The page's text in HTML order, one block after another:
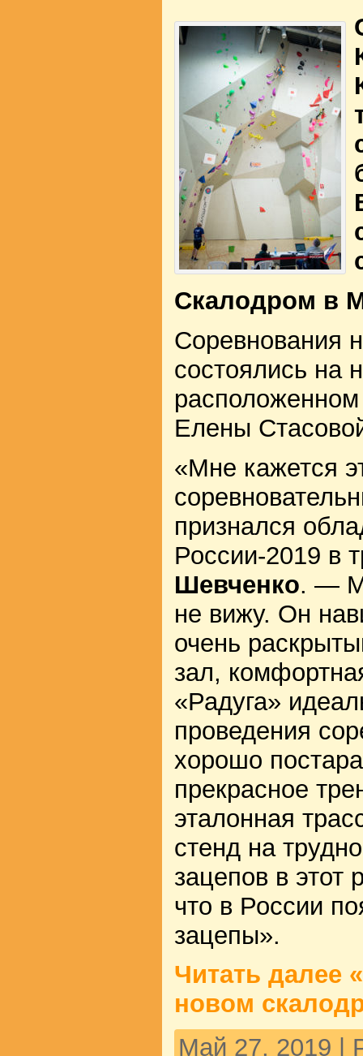
Скалодром в
Соревнования
состоялись на
Елены
«Мне кажется
признался
России-2019 в
Шевченко. —
не вижу. Он
очень
зал,
«Радуга»
проведения
хорошо
прекрасное
эталонная
стенд на
зацепов в этот
что в России
зацепы».
Читать далее «
новом
Май 27, 2019 |